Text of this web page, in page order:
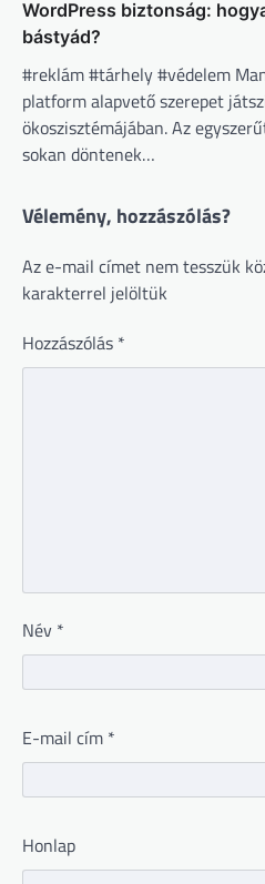
WordPress biztonság:
bástyád?
#reklám #tárhely #védelem
platform alapvető szerepet
ökoszisztémájában. Az
sokan döntenek…
Vélemény, hozzászólás?
Az e-mail címet nem tesszük
karakterrel jelöltük
Hozzászólás *
Név *
E-mail cím *
Honlap